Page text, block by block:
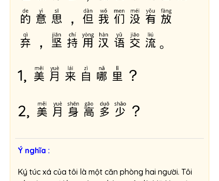
的意思，但我们没有放
弃，坚持用汉语交流。
1, 美月来自哪里 ？
2, 美月身高多少 ？
Ý nghĩa :
Ký túc xá của tôi là một căn phòng hai người. Tôi